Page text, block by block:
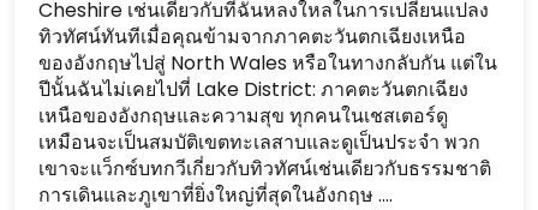
Cheshire เช่นเดียวกับที่ฉันหลงใหลในการเปลี่ยนแปลง
ทิวทัศน์ทันทีเมื่อคุณข้ามจากภาคตะวันตกเฉียงเหนือ
ของอังกฤษไปสู่ ​​North Wales หรือในทางกลับกัน แต่ใน
ปีนั้นฉันไม่เคยไปที่ Lake District: ภาคตะวันตกเฉียง
เหนือของอังกฤษและความสุข ทุกคนในเชสเตอร์ดู
เหมือนจะเป็นสมบัติเขตทะเลสาบและดูเป็นประจำ พวก
เขาจะแว็กซ์บทกวีเกี่ยวกับทิวทัศน์เช่นเดียวกับธรรมชาติ
การเดินและภูเขาที่ยิ่งใหญ่ที่สุดในอังกฤษ ....